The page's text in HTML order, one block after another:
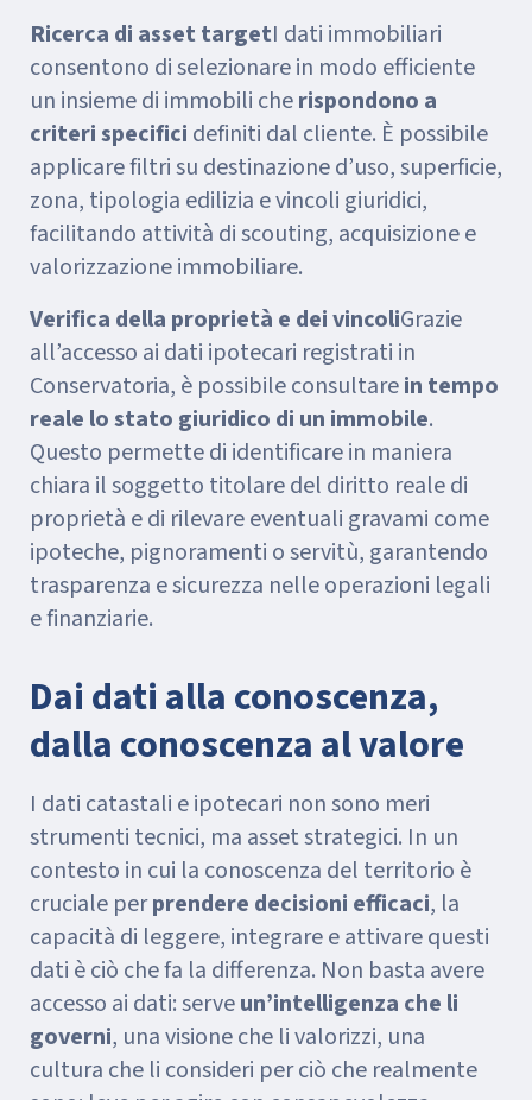
Ricerca di asset targetI dati immobiliari
consentono di selezionare in modo efficiente
un insieme di immobili cherispondono a
criteri specifici definiti dal cliente. È possibile
applicare filtri su destinazione d’uso, superficie,
zona, tipologia edilizia e vincoli giuridici,
facilitando attività di scouting, acquisizione e
valorizzazione immobiliare.
Verifica della proprietà e dei vincoliGrazie
all’accesso ai dati ipotecari registrati in
Conservatoria, è possibile consultarein tempo
reale lo stato giuridico di un immobile.
Questo permette di identificare in maniera
chiara il soggetto titolare del diritto reale di
proprietà e di rilevare eventuali gravami come
ipoteche, pignoramenti o servitù, garantendo
trasparenza e sicurezza nelle operazioni legali
e finanziarie.
Dai dati alla conoscenza,
dalla conoscenza al valore
I dati catastali e ipotecari non sono meri
strumenti tecnici, ma asset strategici. In un
contesto in cui la conoscenza del territorio è
cruciale perprendere decisioni efficaci, la
capacità di leggere, integrare e attivare questi
dati è ciò che fa la differenza. Non basta avere
accesso ai dati: serveun’intelligenza che li
governi, una visione che li valorizzi, una
cultura che li consideri per ciò che realmente